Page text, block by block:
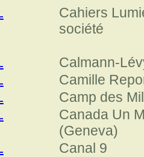
Cahiers
société
Calmann-
Camille
Camp des
Canada Un
(Geneva)
Canal 9